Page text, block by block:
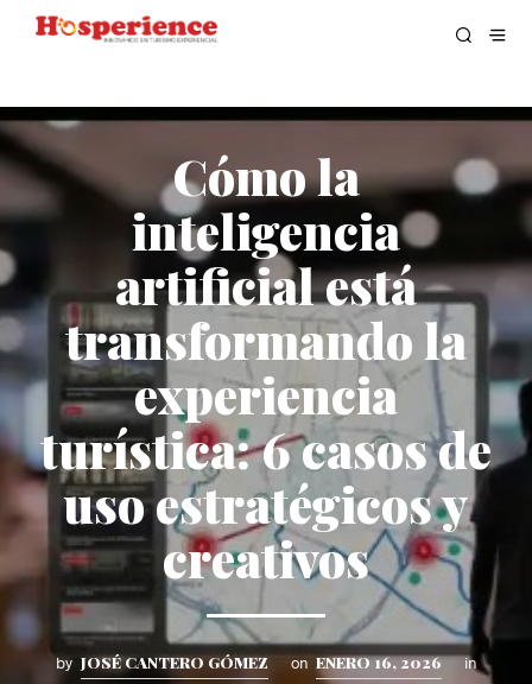
Cómo la
inteligencia
artificial está
transformando la
experiencia
turística: 6 casos de
uso estratégicos y
creativos
by JOSÉ CANTERO GÓMEZ on ENERO 16, 2026 in